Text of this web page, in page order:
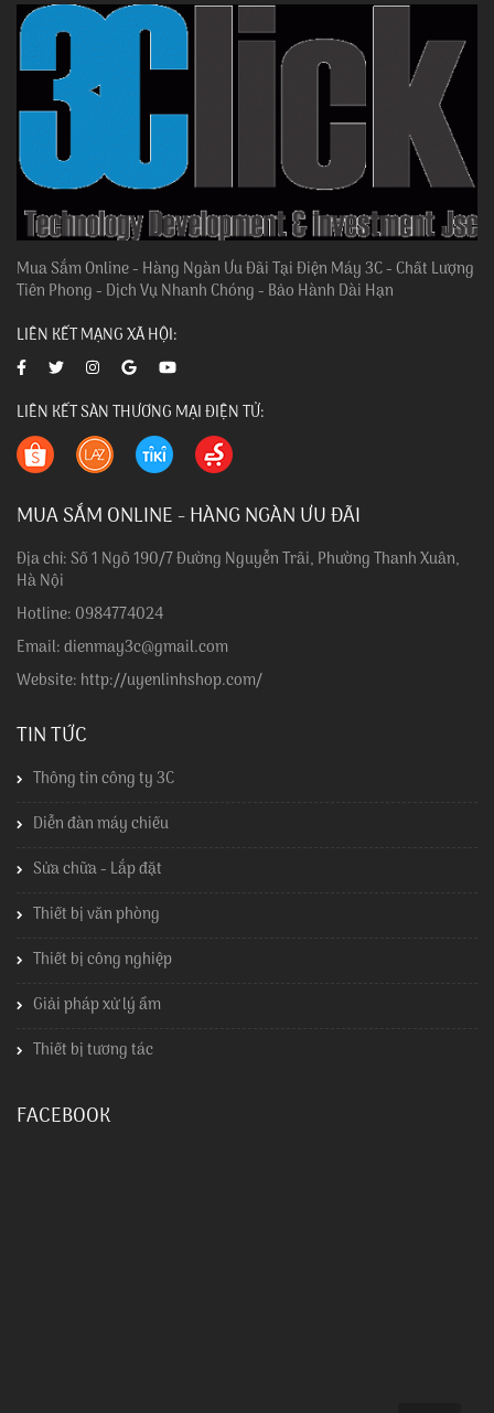
Mua Sắm Online - Hàng Ngàn Ưu Đãi Tại Điện Máy 3C - Chất Lượng
Tiên Phong - Dịch Vụ Nhanh Chóng - Bảo Hành Dài Hạn
LIÊN KẾT MẠNG XÃ HỘI:
LIÊN KẾT SÀN THƯƠNG MẠI ĐIỆN TỬ:
MUA SẮM ONLINE - HÀNG NGÀN ƯU ĐÃI
Địa chỉ: Số 1 Ngõ 190/7 Đường Nguyễn Trãi, Phường Thanh Xuân,
Hà Nội
Hotline: 0984774024
Email: dienmay3c@gmail.com
Website: http://uyenlinhshop.com/
TIN TỨC
Thông tin công ty 3C
Diễn đàn máy chiếu
Sửa chữa - Lắp đặt
Thiết bị văn phòng
Thiết bị công nghiệp
Giải pháp xử lý ẩm
Thiết bị tương tác
FACEBOOK